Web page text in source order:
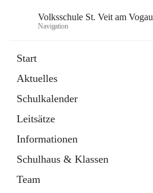
Volksschule St. Veit am Vogau
Navigation
Start
Aktuelles
Schulkalender
Leitsätze
Informationen
Schulhaus & Klassen
Team